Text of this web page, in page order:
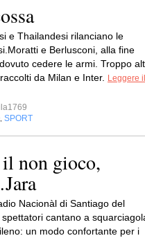
e Thailandesi rilanciano le
e Berlusconi, alla fine
cedere le armi. Troppo
da Milan e Inter. Leggere il
, SPORT
non gioco,
Nacionàl di Santiago del
cantano a
un modo confortante per i